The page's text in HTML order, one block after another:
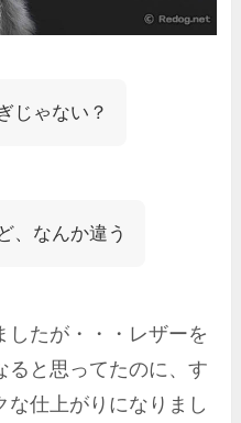
じゃない？
、なんか違う
したが・・・レザーを
ると思ってたのに、す
な仕上がりになりまし